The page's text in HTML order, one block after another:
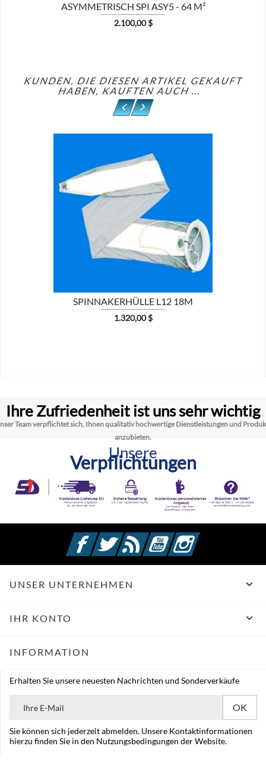
ASYMMETRISCH SPI ASY5 - 64 M²
Preis
2.100,00 $
KUNDEN, DIE DIESEN ARTIKEL GEKAUFT
HABEN, KAUFTEN AUCH ...
SPINNAKERHÜLLE L12 18M
Preis
1.320,00 $
Ihre Zufriedenheit ist uns sehr wichtig
Team verpflichtet sich, Ihnen qualitativ hochwertige Dienstleistungen und
anzubieten.
Unsere
Verpflichtungen
FacebookTwitterRSS YouTubeInstagram
UNSER UNTERNEHMEN 
IHR KONTO 
INFORMATION
Erhalten Sie unsere neuesten Nachrichten und Sonderverkäufe
Sie können sich jederzeit abmelden. Unsere Kontaktinformationen
hierzu finden Sie in den Nutzungsbedingungen der Website.